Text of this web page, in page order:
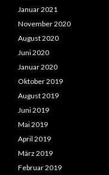
Januar 2021
November 2020
August 2020
Juni 2020
Januar 2020
Oktober 2019
August 2019
Juni 2019
Mai 2019
April 2019
März 2019
Februar 2019